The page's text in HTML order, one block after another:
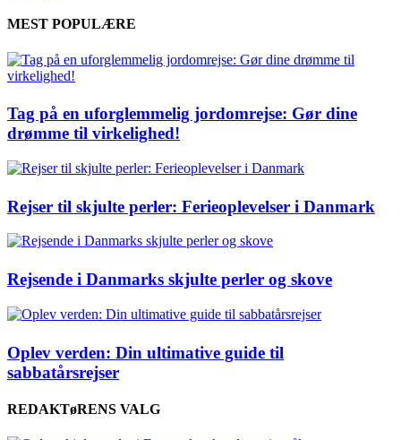
MEST POPULÆRE
Tag på en uforglemmelig jordomrejse: Gør dine
drømme til virkelighed!
Rejser til skjulte perler: Ferieoplevelser i Danmark
Rejsende i Danmarks skjulte perler og skove
Oplev verden: Din ultimative guide til
sabbatårsrejser
REDAKTøRENS VALG